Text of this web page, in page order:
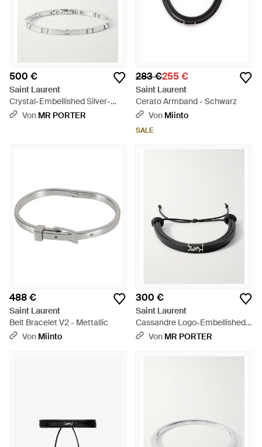
500 €
Saint Laurent
Crystal-Embellished Silver-
Tone Bracelet - Natur
Von MR PORTER
283 €255 €
Saint Laurent
Cerato Armband - Schwarz
Von Miinto
SALE
488 €
Saint Laurent
Belt Bracelet V2 - Mettallic
Von Miinto
300 €
Saint Laurent
Cassandre Logo-Embellished
Leather Bracelet - Weiß
Von MR PORTER